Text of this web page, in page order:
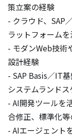
策立案の経験
- クラウド、SAP
ラットフォーム
- モダンWeb技術
設計経験
- SAP Basis／IT
システムランドス
- AI開発ツールを
合修正、標準化
- AIエージェント